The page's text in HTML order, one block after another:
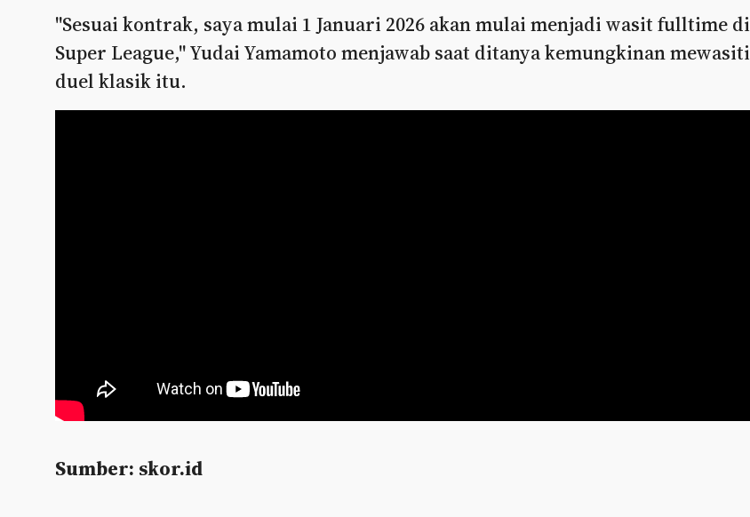
"Sesuai kontrak, saya mulai 1 Januari 2026 akan mulai menjadi wasit fulltime di
Super League," Yudai Yamamoto menjawab saat ditanya kemungkinan mewasiti
duel klasik itu.
Sumber: skor.id